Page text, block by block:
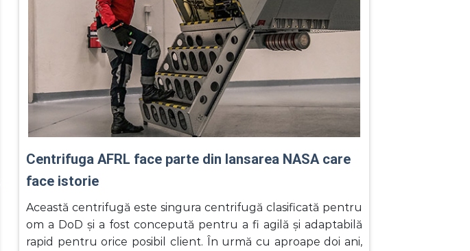
Centrifuga AFRL face parte din lansarea NASA care
face istorie
Această centrifugă este singura centrifugă clasificată pentru
om a DoD și a fost concepută pentru a fi agilă și adaptabilă
rapid pentru orice posibil client. În urmă cu aproape doi ani,